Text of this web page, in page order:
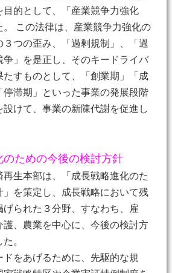
目的として、「産業競争力強化
この法律は、産業競争力強化の
つの歪み、「過剰規制」、「過
」を是正し、そのキードライバ
たすものとして、「創業期」「成
滞期」といった事業の発展段階
けて、事業の新陳代謝を促進し
のための今後の検討方針
生本部は、「成長戦略進化のた
を策定し、成長戦略において残
げられた３分野、すなわち、雇
護、農業を中心に、今後の検討方
。
をあげるために、先駆的な規